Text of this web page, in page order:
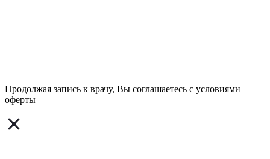
Продолжая запись к врачу, Вы соглашаетесь с условиями
оферты